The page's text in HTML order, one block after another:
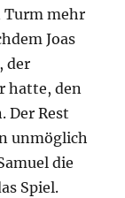
Turm mehr
Joas
der
hatte, den
Der Rest
unmöglich
die
Spiel.